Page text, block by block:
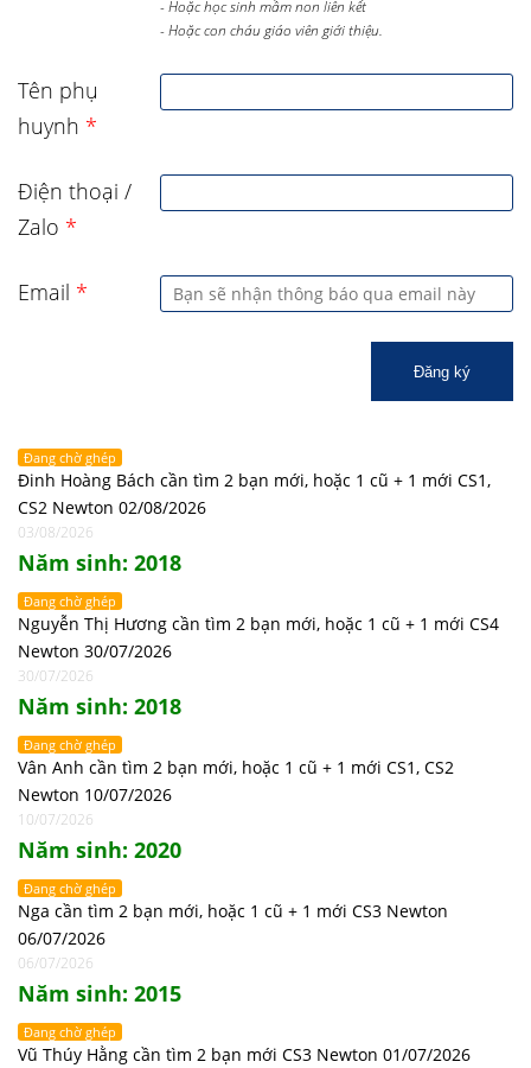
- Hoặc học sinh mầm non liên kết
- Hoặc con cháu giáo viên giới thiệu.
Tên phụ
huynh *
Điện thoại /
Zalo *
Email *
Đăng ký
Đang chờ ghép
Đinh Hoàng Bách cần tìm 2 bạn mới, hoặc 1 cũ + 1 mới CS1,
CS2 Newton 02/08/2026
03/08/2026
Năm sinh: 2018
Đang chờ ghép
Nguyễn Thị Hương cần tìm 2 bạn mới, hoặc 1 cũ + 1 mới CS4
Newton 30/07/2026
30/07/2026
Năm sinh: 2018
Đang chờ ghép
Vân Anh cần tìm 2 bạn mới, hoặc 1 cũ + 1 mới CS1, CS2
Newton 10/07/2026
10/07/2026
Năm sinh: 2020
Đang chờ ghép
Nga cần tìm 2 bạn mới, hoặc 1 cũ + 1 mới CS3 Newton
06/07/2026
06/07/2026
Năm sinh: 2015
Đang chờ ghép
Vũ Thúy Hằng cần tìm 2 bạn mới CS3 Newton 01/07/2026